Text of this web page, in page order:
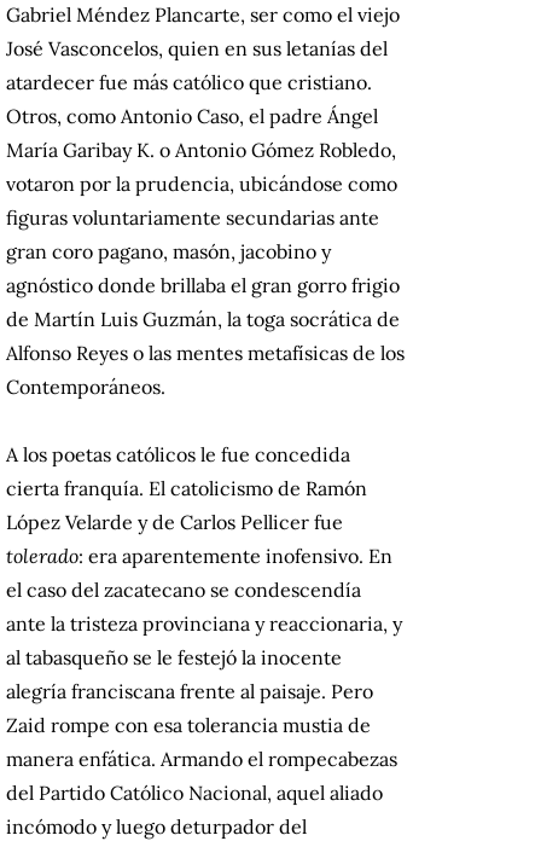
Gabriel Méndez Plancarte, ser como el viejo
José Vasconcelos, quien en sus letanías del
atardecer fue más católico que cristiano.
Otros, como Antonio Caso, el padre Ángel
María Garibay K. o Antonio Gómez Robledo,
votaron por la prudencia, ubicándose como
figuras voluntariamente secundarias ante
gran coro pagano, masón, jacobino y
agnóstico donde brillaba el gran gorro frigio
de Martín Luis Guzmán, la toga socrática de
Alfonso Reyes o las mentes metafísicas de los
Contemporáneos.
A los poetas católicos le fue concedida
cierta franquía. El catolicismo de Ramón
López Velarde y de Carlos Pellicer fue
tolerado: era aparentemente inofensivo. En
el caso del zacatecano se condescendía
ante la tristeza provinciana y reaccionaria, y
al tabasqueño se le festejó la inocente
alegría franciscana frente al paisaje. Pero
Zaid rompe con esa tolerancia mustia de
manera enfática. Armando el rompecabezas
del Partido Católico Nacional, aquel aliado
incómodo y luego deturpador del